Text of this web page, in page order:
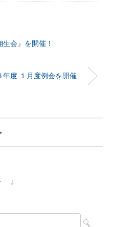
会』を開催！
年度 １月度例会を開催
』